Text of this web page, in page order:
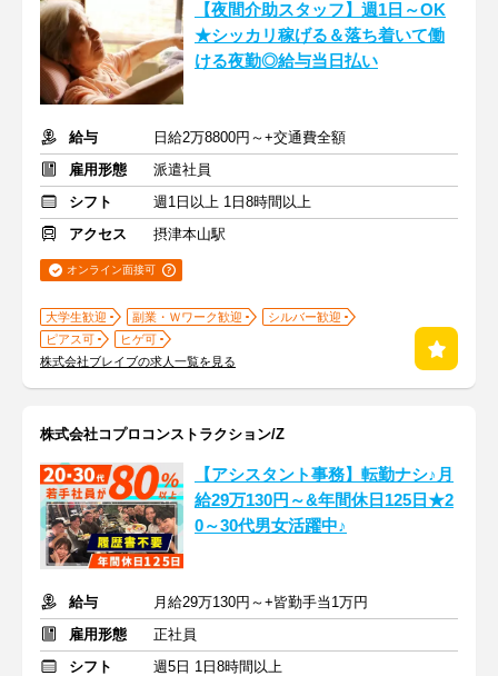
【夜間介助スタッフ】週1日～OK
★シッカリ稼げる＆落ち着いて働
ける夜勤◎給与当日払い
給与
日給2万8800円～+交通費全額
雇用形態
派遣社員
シフト
週1日以上 1日8時間以上
アクセス
摂津本山駅
オンライン面接可
大学生歓迎 副業・Ｗワーク歓迎
シルバー歓迎
ピアス可
ヒゲ可
株式会社ブレイブの求人一覧を見る
株式会社コプロコンストラクション/Z
【アシスタント事務】転勤ナシ♪月
給29万130円～&年間休日125日★2
0～30代男女活躍中♪
給与
月給29万130円～+皆勤手当1万円
雇用形態
正社員
シフト
週5日 1日8時間以上